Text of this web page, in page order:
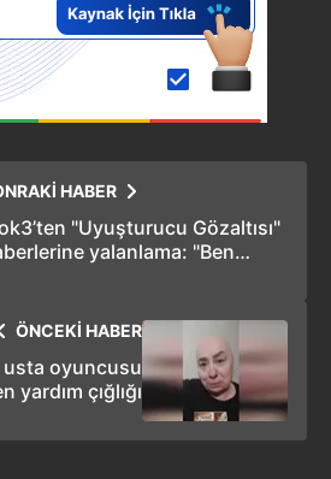
HABER
"Uyuşturucu Gözaltısı"
yalanlama: "Ben
ÖNCEKİ HABER
usta oyuncusu
yardım çığlığı